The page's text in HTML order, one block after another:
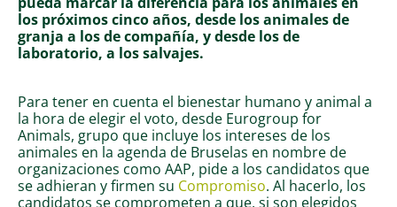
los próximos cinco años, desde los animales de
granja a los de compañía, y desde los de
laboratorio, a los salvajes.
Para tener en cuenta el bienestar humano y animal a
la hora de elegir el voto, desde Eurogroup for
Animals, grupo que incluye los intereses de los
animales en la agenda de Bruselas en nombre de
organizaciones como AAP, pide a los candidatos que
se adhieran y firmen su Compromiso. Al hacerlo, los
candidatos se comprometen a que, si son elegidos